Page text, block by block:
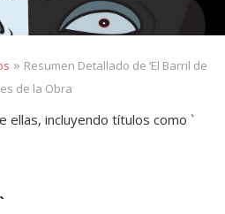
» Resumen Detallado de ‘El Barril de
de la Obra
ellas, incluyendo títulos como `